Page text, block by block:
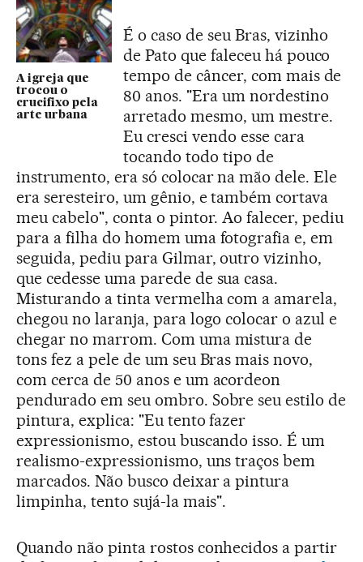
A igreja que
trocou o
crucifixo pela
arte urbana
É o caso de seu Bras, vizinho
de Pato que faleceu há pouco
tempo de câncer, com mais de
80 anos. "Era um nordestino
arretado mesmo, um mestre.
Eu cresci vendo esse cara
tocando todo tipo de
instrumento, era só colocar na mão dele. Ele
era seresteiro, um gênio, e também cortava
meu cabelo", conta o pintor. Ao falecer, pediu
para a filha do homem uma fotografia e, em
seguida, pediu para Gilmar, outro vizinho,
que cedesse uma parede de sua casa.
Misturando a tinta vermelha com a amarela,
chegou no laranja, para logo colocar o azul e
chegar no marrom. Com uma mistura de
tons fez a pele de um seu Bras mais novo,
com cerca de 50 anos e um acordeon
pendurado em seu ombro. Sobre seu estilo de
pintura, explica: "Eu tento fazer
expressionismo, estou buscando isso. É um
realismo-expressionismo, uns traços bem
marcados. Não busco deixar a pintura
limpinha, tento sujá-la mais".
Quando não pinta rostos conhecidos a partir